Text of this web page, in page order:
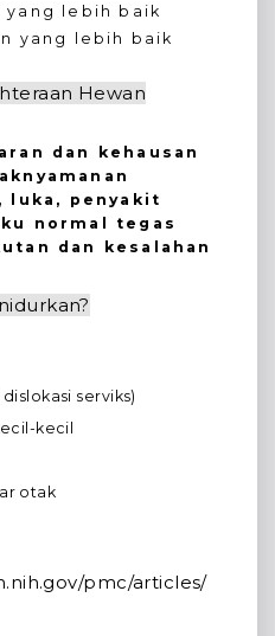
yang lebih baik
yang lebih baik
Hewan
dan kehausan
luka, penyakit
normal tegas
dan kesalahan
serviks)
kecil
otak
pmc/articles/